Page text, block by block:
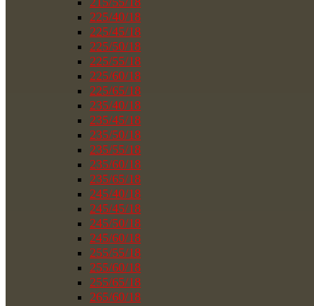
225/40/18
225/45/18
225/50/18
225/55/18
225/60/18
225/65/18
235/40/18
235/45/18
235/50/18
235/55/18
235/60/18
235/65/18
245/40/18
245/45/18
245/50/18
245/60/18
255/55/18
255/60/18
255/65/18
265/60/18